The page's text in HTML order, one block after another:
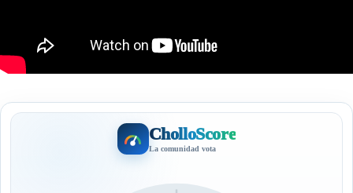
CholloScore
La comunidad vota